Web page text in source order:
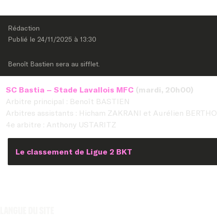
Rédaction
Publié le 24/11/2025 à 13:30
Benoît Bastien sera au sifflet.
SC Bastia – Stade Lavallois MFC (mardi, 20h00)
Arbitre principal : Benoît BASTIEN
Arbitres assistants : Hicham ZAKRANI et Aurélien
4e arbitre : Anthony USTARITZ
Le classement de Ligue 2 BKT